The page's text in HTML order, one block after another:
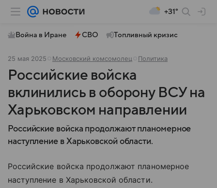
+31°
Война в Иране СВО Топливный кризис
25 мая 2025 Московский комсомолец Политика
Российские войска
вклинились в оборону ВСУ на
Харьковском направлении
Российские войска продолжают планомерное
наступление в Харьковской области.
Российские войска продолжают планомерное
наступление в Харьковской области.